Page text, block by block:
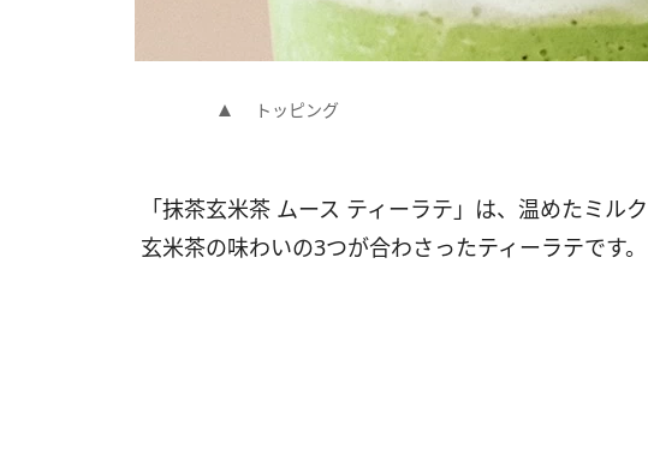
トッピング
「抹茶玄米茶 ムース ティーラテ」は、温めたミル
玄米茶の味わいの3つが合わさったティーラテです。